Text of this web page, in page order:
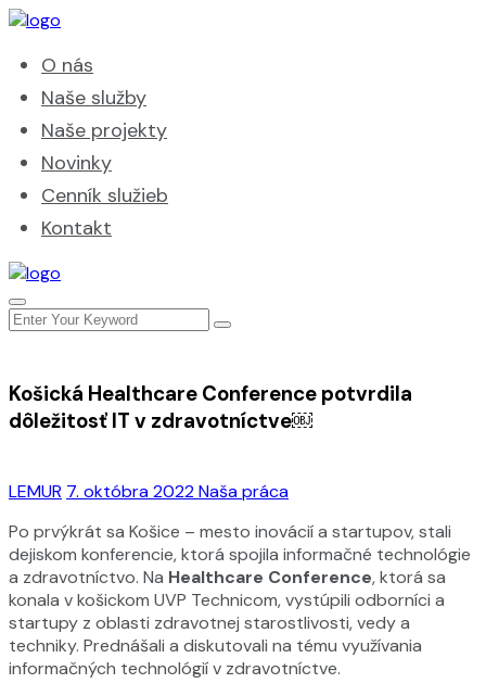
O nás
Naše služby
Naše projekty
Novinky
Cenník služieb
Kontakt
LEMUR 7. októbra 2022Naša práca
Košická Healthcare Conference potvrdila
dôležitosť IT v zdravotníctve￼
Po prvýkrát sa Košice – mesto inovácií a startupov, stali
dejiskom konferencie, ktorá spojila informačné technológie
a zdravotníctvo. Na Healthcare Conference, ktorá sa
konala v košickom UVP Technicom, vystúpili odborníci a
startupy z oblasti zdravotnej starostlivosti, vedy a
techniky. Prednášali a diskutovali na tému využívania
informačných technológií v zdravotníctve.